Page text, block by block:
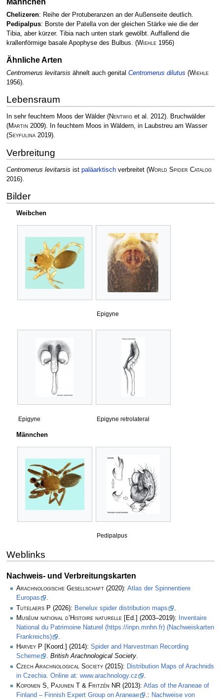
Chelizeren: Reihe der Protuberanzen an der Außenseite deutlich.
Pedipalpus: Borste der Patella von der gleichen Stärke wie die der
Tibia, aber kürzer. Tibia nach unten stark gewölbt. Auffallend die
krallenförmige basale Apophyse des Bulbus. (Wiehle1956)
Ähnliche Arten
Centromerus levitarsis ähnelt auch genital Centromerus dilutus (Wiehle
1956).
Lebensraum
In sehr feuchtem Moos der Wälder (Nentwiget al. 2012). Bruchwälder
(Martin 2009). In feuchtem Moos in Wäldern, in Laubstreu am Wasser
(Seyfulina2019).
Verbreitung
Centromerus levitarsis ist paläarktischverbreitet (World Spider Catalog
2016).
Bilder
Weibchen
Epigyne
Epigyne Epigyne retrolateral
Männchen
Pedipalpus
Weblinks
Nachweis- und Verbreitungskarten
Arachnologische Gesellschaft (2020): Atlas der Spinnentiere
Europas
.
Tutelaers P (2026): Benelux spider distribution maps
Muséum national d’Histoire naturelle [Ed.] (2003–2019):
Inventaire
National du Patrimoine Naturel (https://inpn.mnhn.fr) (Nachweiskarten
Frankreichs)
.
Harvey P [Koord.] (2014): Spider and Harvestman Recording
Scheme
. British Arachnological Society.
Czech Arachnological Society (2015): Distribution Maps of Arachnids
in Czechia. Online at: www.arachnology.cz
Koponen S, Pajunen T & Fritzén NR (2013): Atlas of the Araneae of
Finland – Finnish Expert Group on Araneae
.: Nachweise von